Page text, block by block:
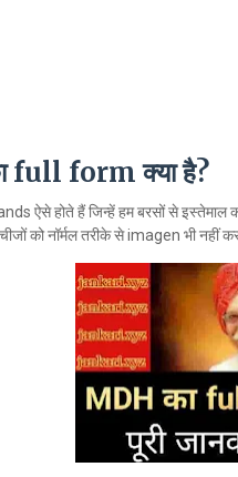
full form क्या है?
ऐसे होते हैं जिन्हें हम बरसों से इस्तेमाल
को नॉर्मल तरीके से imagen भी नहीं